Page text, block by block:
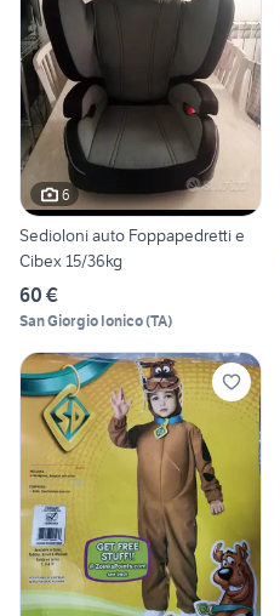
6
Sedioloni auto Foppapedretti e
Cibex 15/36kg
60 €
San Giorgio Ionico(TA)